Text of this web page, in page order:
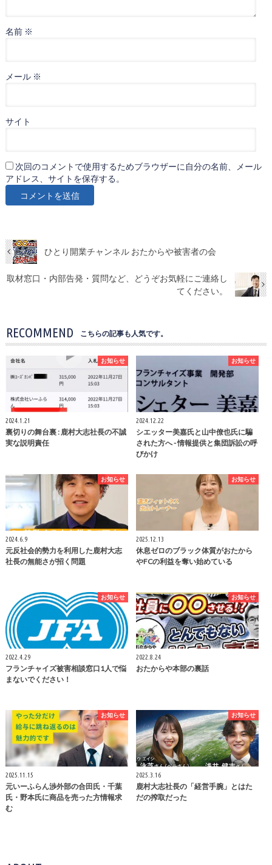
名前 ※
メール ※
サイト
次回のコメントで使用するためブラウザーに自分の名前、メール
アドレス、サイトを保存する。
ひとり開業チャンネル おたからや被害者の会
取材窓口・内部告発・質問など、どうぞお気軽にご連絡し
てください。
RECOMMEND こちらの記事も人気です。
お知らせ
2024.1.21
裏切りの舞台裏 : 鹿村大志社長の不誠
実な説明責任
お知らせ
2024.12.22
シエッター美嘉氏と山中僚也氏に騙
された方へ - 情報提供と集団訴訟の呼
びかけ
お知らせ
2024.6.9
元反社会的勢力を利用した鹿村大志
社長の無能さが招く問題
お知らせ
2025.12.13
休息ゼロのブラック体質がおたから
やFCの利益を奪い始めている
お知らせ
2022.4.29
フランチャイズ被害相談窓口1人で悩
まないでください！
お知らせ
2022.8.24
おたからや本部の裏話
お知らせ
2025.11.15
元いーふらん渉外部の合田氏・千葉
氏・野本氏に商品を売った方情報求
む
お知らせ
2025.3.16
鹿村大志社長の「経営手腕」とはた
だの搾取だった